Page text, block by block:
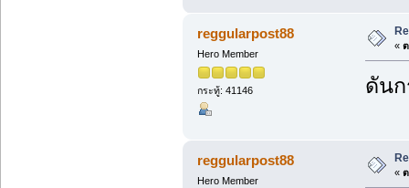
reggularpost88
Hero Member
กระทู้: 41146
«
ดัน
reggularpost88
Hero Member
«